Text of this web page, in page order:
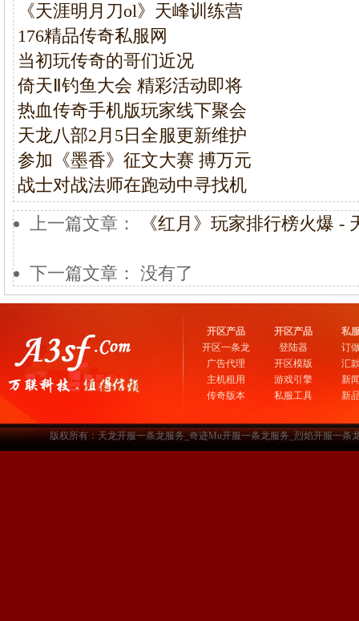
《天涯明月刀ol》天峰训练营
176精品传奇私服网
当初玩传奇的哥们近况
倚天Ⅱ钓鱼大会 精彩活动即将
热血传奇手机版玩家线下聚会
天龙八部2月5日全服更新维护
参加《墨香》征文大赛 搏万元
战士对战法师在跑动中寻找机
上一篇文章：
《红月》玩家排行榜火爆 -
下一篇文章： 没有了
开区产品
开区一条龙
广告代理
主机租用
传奇版本
开区产品
登陆器
开区模版
游戏引擎
私服工具
私
订
汇
新
新
版权所有：天龙开服一条龙服务_奇迹Mu开服一条龙服务_烈焰开服一条